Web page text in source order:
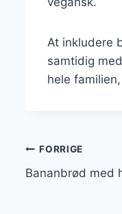
At inkludere
samtidig
hele
FORRIGE
Bananbrød med